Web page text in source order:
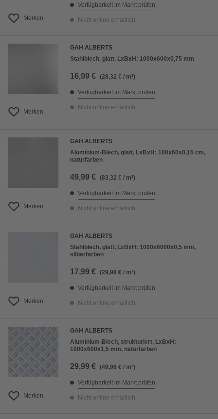
Merken
Verfügbarkeit im Markt prüfen
Nicht online erhältlich
Merken
GAH ALBERTS
Stahlblech, glatt, LxBxH: 1000x600x0,75 mm
16,99 € (28,32 € / m²)
Verfügbarkeit im Markt prüfen
Nicht online erhältlich
Merken
GAH ALBERTS
Aluminium-Blech, glatt, LxBxH: 100x60x0,15 cm,
naturfarben
49,99 € (83,32 € / m²)
Verfügbarkeit im Markt prüfen
Nicht online erhältlich
Merken
GAH ALBERTS
Stahlblech, glatt, LxBxH: 1000x6000x0,5 mm,
silberfarben
17,99 € (29,98 € / m²)
Verfügbarkeit im Markt prüfen
Nicht online erhältlich
Merken
GAH ALBERTS
Aluminium-Blech, strukturiert, LxBxH:
1000x600x1,5 mm, naturfarben
29,99 € (49,98 € / m²)
Verfügbarkeit im Markt prüfen
Nicht online erhältlich